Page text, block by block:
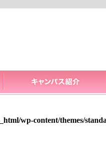
wp-content/themes/